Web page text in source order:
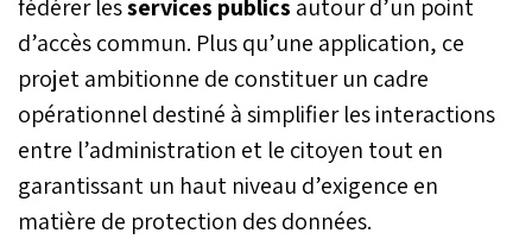
fédérer lesservices publics autour d’un point
d’accès commun. Plus qu’une application, ce
projet ambitionne de constituer un cadre
opérationnel destiné à simplifier les interactions
entre l’administration et le citoyen tout en
garantissant un haut niveau d’exigence en
matière de protection des données.